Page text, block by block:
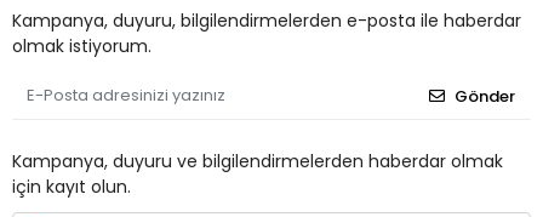
Kampanya, duyuru, bilgilendirmelerden e-posta ile haberdar
olmak istiyorum.
Gönder
Kampanya, duyuru ve bilgilendirmelerden haberdar olmak
için kayıt olun.